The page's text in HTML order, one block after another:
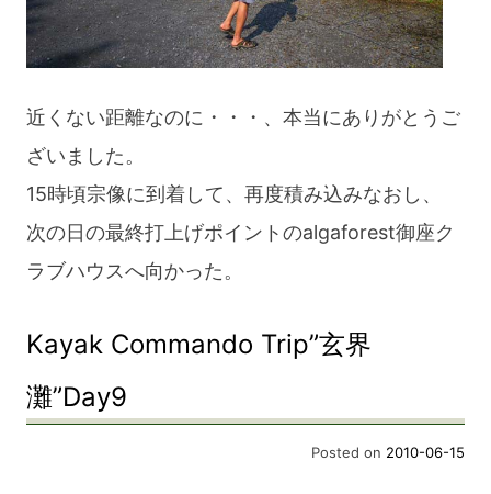
近くない距離なのに・・・、本当にありがとうご
ざいました。
15時頃宗像に到着して、再度積み込みなおし、
次の日の最終打上げポイントのalgaforest御座ク
ラブハウスへ向かった。
Kayak Commando Trip”玄界
灘”Day9
Posted on 2010-06-15